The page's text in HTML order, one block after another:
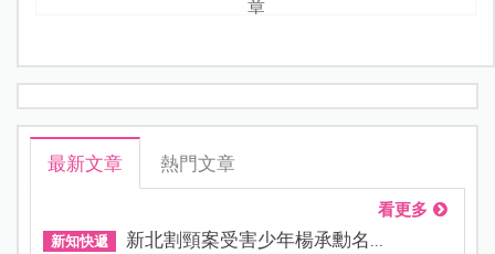
章
最新文章 熱門文章
看更多
新知快遞 新北割頸案受害少年楊承勳名...